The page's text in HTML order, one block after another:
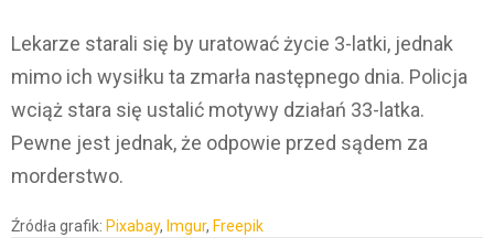
Lekarze starali się by uratować życie 3-latki, jednak
mimo ich wysiłku ta zmarła następnego dnia. Policja
wciąż stara się ustalić motywy działań 33-latka.
Pewne jest jednak, że odpowie przed sądem za
morderstwo.
Źródła grafik: Pixabay, Imgur, Freepik